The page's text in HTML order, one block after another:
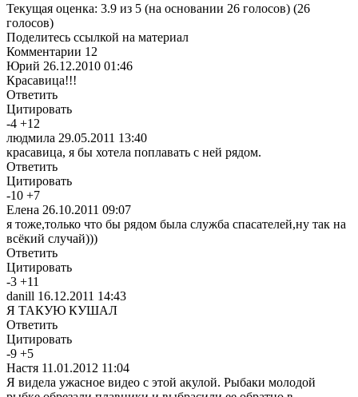
Текущая оценка: 3.9 из 5 (на основании 26 голосов) (26
голосов)
Поделитесь ссылкой на материал
Комментарии 12
Юрий 26.12.2010 01:46
Красавица!!!
Ответить
Цитировать
-4 +12
людмила 29.05.2011 13:40
красавица, я бы хотела поплавать с ней рядом.
Ответить
Цитировать
-10 +7
Елена 26.10.2011 09:07
я тоже,только что бы рядом была служба спасателей,ну так на
всёкий случай)))
Ответить
Цитировать
-3 +11
danill 16.12.2011 14:43
Я ТАКУЮ КУШАЛ
Ответить
Цитировать
-9 +5
Настя 11.01.2012 11:04
Я видела ужасное видео с этой акулой. Рыбаки молодой